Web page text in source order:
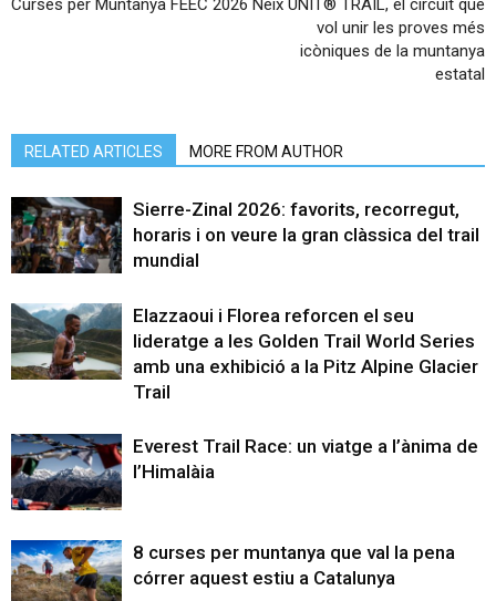
Curses per Muntanya FEEC 2026 Neix UNIT® TRAIL, el circuit que
vol unir les proves més
icòniques de la muntanya
estatal
RELATED ARTICLES MORE FROM AUTHOR
Sierre-Zinal 2026: favorits, recorregut,
horaris i on veure la gran clàssica del trail
mundial
Elazzaoui i Florea reforcen el seu
lideratge a les Golden Trail World Series
amb una exhibició a la Pitz Alpine Glacier
Trail
Everest Trail Race: un viatge a l’ànima de
l’Himalàia
8 curses per muntanya que val la pena
córrer aquest estiu a Catalunya